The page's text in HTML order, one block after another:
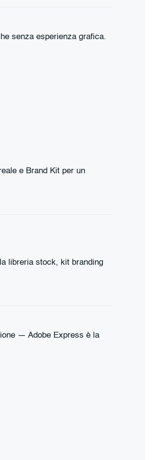
senza esperienza grafica.
e Brand Kit per un
libreria stock, kit branding
— Adobe Express è la